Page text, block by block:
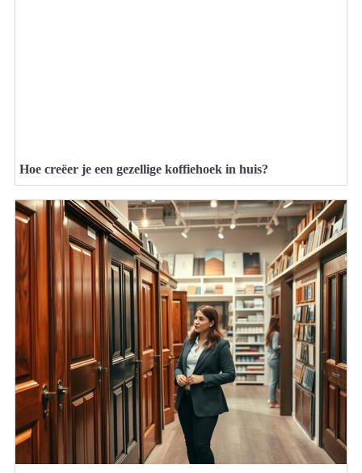
Hoe creëer je een gezellige koffiehoek in huis?